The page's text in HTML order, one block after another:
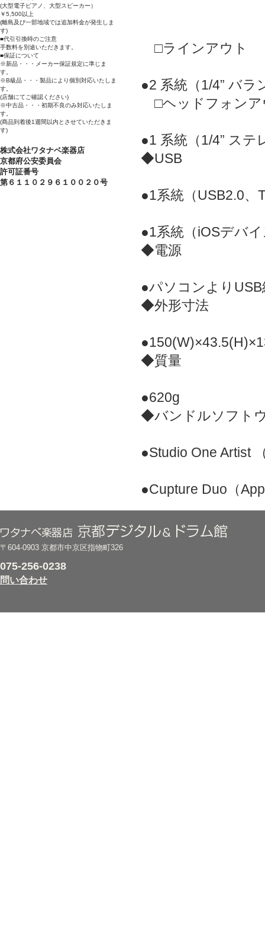
(大型電子ピアノ、大型スピーカー）
￥5,500以上
(離島及び一部地域では追加料金が発生しま
す)
■代引引換時のご注意
手数料を別途いただきます。
■保証について
※新品・・・メーカー保証規定に準じま
す。
※B級品・・・製品により個別対応いたしま
す。
(店舗にてご確認ください)
※中古品・・・初期不良のみ対応いたしま
す。
(商品到着後1週間以内とさせていただきま
す)
株式会社ワタナベ楽器店
京都府公安委員会
許可証番号
第６１１０２９６１００２０号
□ラインアウト
●2 系統（1/4” バラ
□ヘッドフォンア
●1 系統（1/4” ス
◆USB
●1系統（USB2.0、
●1系統（iOSデバ
◆電源
●パソコンより
◆外形寸法
◆質量
●620g
◆バンドルソフト
●Studio One Artist
●Cupture Duo（
〒604-0903 京都市中京区指物町326
075-256-0238
問い合わせ